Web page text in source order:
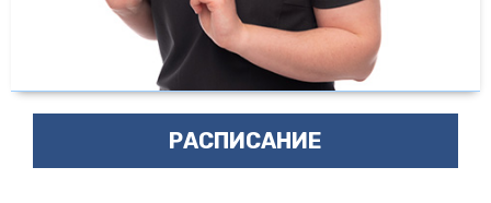
РАСПИСАНИЕ